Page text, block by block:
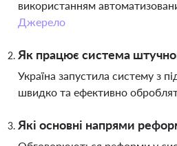
використанням
Джерело
Як працює система
Україна запустила систему з
швидко та ефективно
Які основні напрями